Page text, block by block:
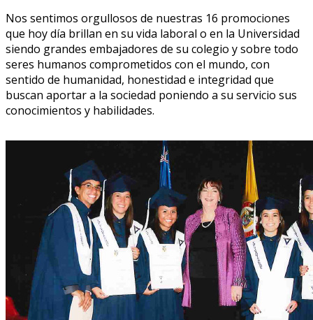
Nos sentimos orgullosos de nuestras 16 promociones
que hoy día brillan en su vida laboral o en la Universidad
siendo grandes embajadores de su colegio y sobre todo
seres humanos comprometidos con el mundo, con
sentido de humanidad, honestidad e integridad que
buscan aportar a la sociedad poniendo a su servicio sus
conocimientos y habilidades.